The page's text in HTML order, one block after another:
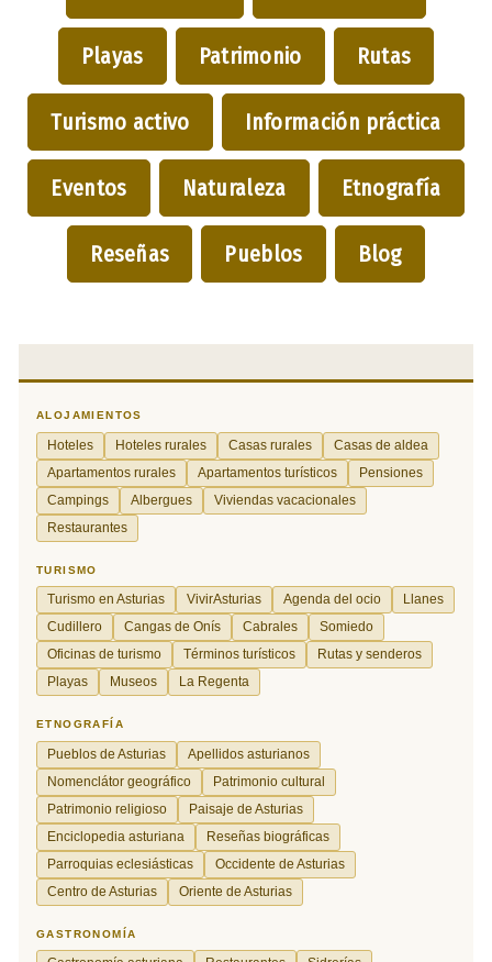
Playas Patrimonio Rutas
Turismo activo Información práctica
Eventos Naturaleza Etnografía
Reseñas Pueblos Blog